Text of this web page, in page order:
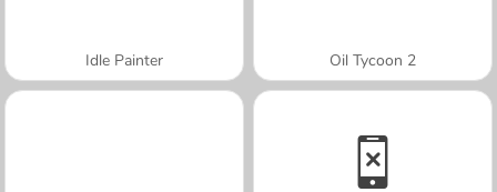
Idle Painter Oil Tycoon 2